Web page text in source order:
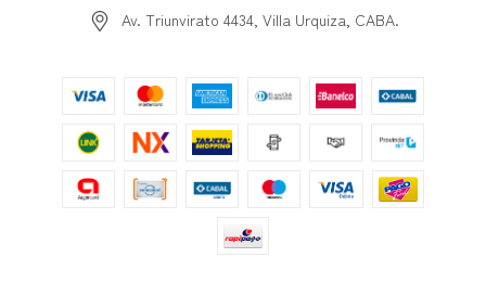
Av. Triunvirato 4434, Villa Urquiza, CABA.